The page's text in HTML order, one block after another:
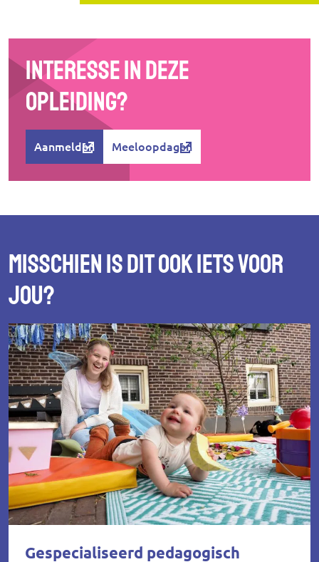
Interesse in deze
opleiding?
Aanmelden Meeloopdagen
Misschien is dit ook iets voor
jou?
Gespecialiseerd pedagogisch